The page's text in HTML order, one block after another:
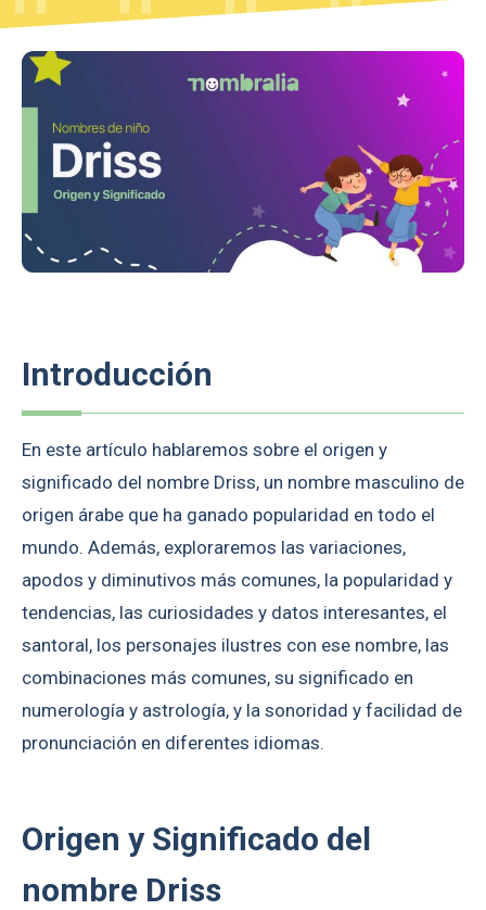
Introducción
En este artículo hablaremos sobre el origen y
significado del nombre Driss, un nombre masculino de
origen árabe que ha ganado popularidad en todo el
mundo. Además, exploraremos las variaciones,
apodos y diminutivos más comunes, la popularidad y
tendencias, las curiosidades y datos interesantes, el
santoral, los personajes ilustres con ese nombre, las
combinaciones más comunes, su significado en
numerología y astrología, y la sonoridad y facilidad de
pronunciación en diferentes idiomas.
Origen y Significado del
nombre Driss